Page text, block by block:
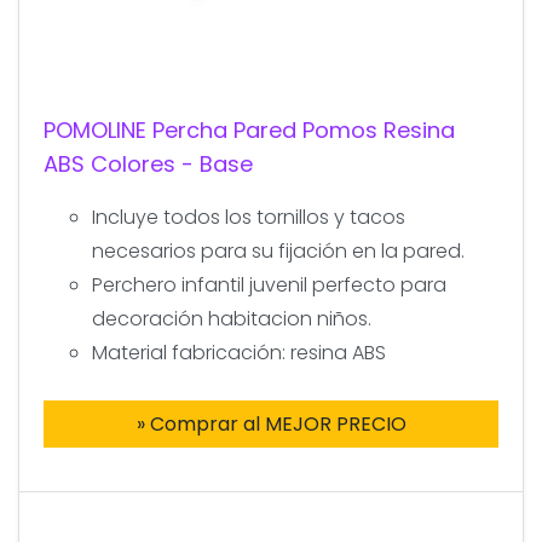
POMOLINE Percha Pared Pomos Resina
ABS Colores - Base
Incluye todos los tornillos y tacos
necesarios para su fijación en la pared.
Perchero infantil juvenil perfecto para
decoración habitacion niños.
Material fabricación: resina ABS
» Comprar al MEJOR PRECIO